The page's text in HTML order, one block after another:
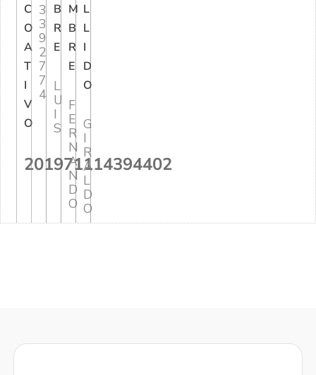
C
O
A
T
I
V
O
201971114394402
3
3
9
2
7
7
4
B
R
E
L
U
I
S
M
B
R
E
F
E
R
N
A
N
D
O
L
L
I
D
O
G
I
R
A
L
D
O